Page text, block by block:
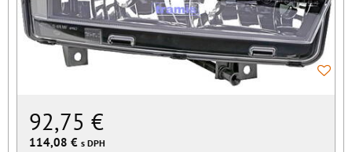
92,75 €
114,08 € s DPH